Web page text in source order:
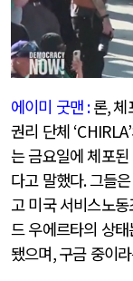
에이미 굿맨 :론,체
권리 단체 ‘CHIRLA’
는 금요일에 체포
다고 말했다.그들
고 미국 서비스노동
드 우에르타의 상
됐으며,구금 중이